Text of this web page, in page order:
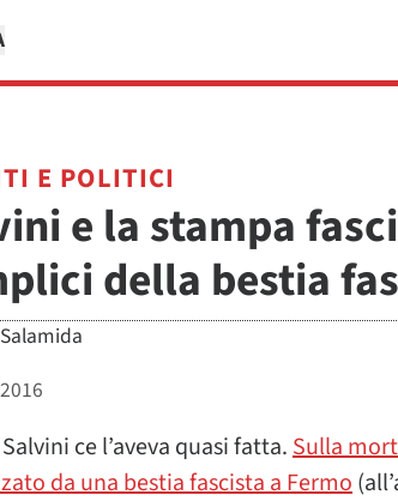
E POLITICI
e la stampa
della bestia
ce l’aveva quasi fatta.Sulla
da una bestia fascista a Fermo